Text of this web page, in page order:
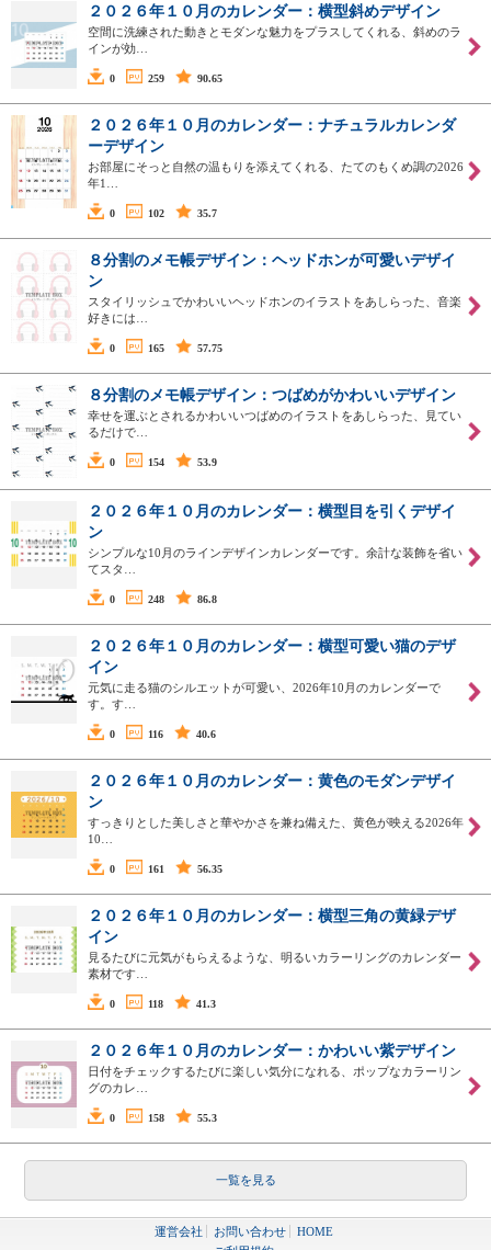
２０２６年１０月のカレンダー：横型斜めデザイン
空間に洗練された動きとモダンな魅力をプラスしてくれる、斜めのラ
インが効…
0 259 90.65
２０２６年１０月のカレンダー：ナチュラルカレンダ
ーデザイン
お部屋にそっと自然の温もりを添えてくれる、たてのもくめ調の2026
年1…
0 102 35.7
８分割のメモ帳デザイン：ヘッドホンが可愛いデザイ
ン
スタイリッシュでかわいいヘッドホンのイラストをあしらった、音楽
好きには…
0 165 57.75
８分割のメモ帳デザイン：つばめがかわいいデザイン
幸せを運ぶとされるかわいいつばめのイラストをあしらった、見てい
るだけで…
0 154 53.9
２０２６年１０月のカレンダー：横型目を引くデザイ
ン
シンプルな10月のラインデザインカレンダーです。余計な装飾を省い
てスタ…
0 248 86.8
２０２６年１０月のカレンダー：横型可愛い猫のデザ
イン
元気に走る猫のシルエットが可愛い、2026年10月のカレンダーで
す。す…
0 116 40.6
２０２６年１０月のカレンダー：黄色のモダンデザイ
ン
すっきりとした美しさと華やかさを兼ね備えた、黄色が映える2026年
10…
0 161 56.35
２０２６年１０月のカレンダー：横型三角の黄緑デザ
イン
見るたびに元気がもらえるような、明るいカラーリングのカレンダー
素材です…
0 118 41.3
２０２６年１０月のカレンダー：かわいい紫デザイン
日付をチェックするたびに楽しい気分になれる、ポップなカラーリン
グのカレ…
0 158 55.3
一覧を見る
運営会社 お問い合わせ
HOME